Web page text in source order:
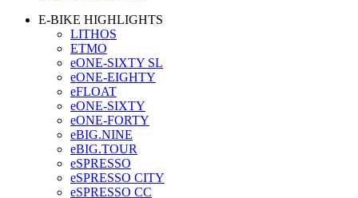
E-BIKE HIGHLIGHTS
LITHOS
ETMO
eONE-SIXTY SL
eONE-EIGHTY
eFLOAT
eONE-SIXTY
eONE-FORTY
eBIG.NINE
eBIG.TOUR
eSPRESSO
eSPRESSO CITY
eSPRESSO CC